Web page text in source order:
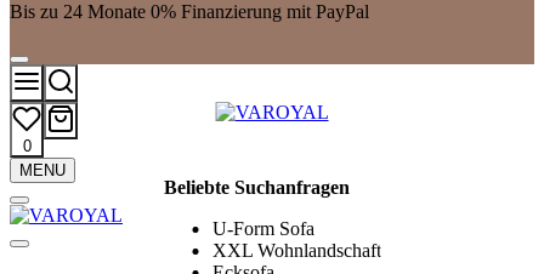
Bis zu 24 Monate 0% Finanzierung mit PayPal
0
Beliebte Suchanfragen
U-Form Sofa
XXL Wohnlandschaft
Suchergebnisse
MENU